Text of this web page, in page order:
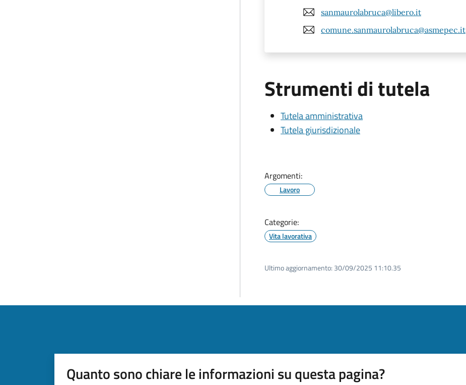
sanmaurolabruca@libero.it
comune.sanmaurolabruca@asmepec.it
Strumenti di tutela
Tutela amministrativa
Tutela giurisdizionale
Argomenti:
Lavoro
Categorie:
Vita lavorativa
Ultimo aggiornamento: 30/09/2025 11:10.35
Quanto sono chiare le informazioni su questa pagina?